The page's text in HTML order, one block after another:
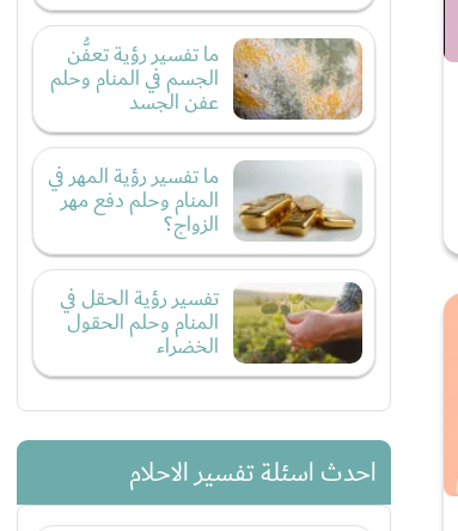
ما تفسير رؤية تعفُّن
الجسم في المنام وحلم
عفن الجسد
ما تفسير رؤية المهر في
المنام وحلم دفع مهر
الزواج؟
تفسير رؤية الحقل في
المنام وحلم الحقول
الخضراء
احدث اسئلة تفسير الاحلام